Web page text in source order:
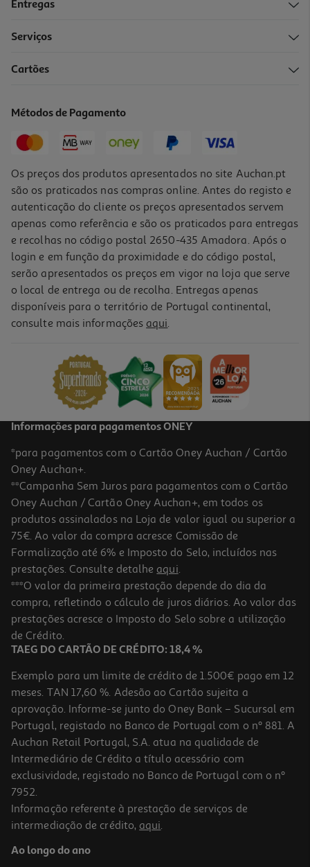
Entregas
Serviços
Cartões
Métodos de Pagamento
Os preços dos produtos apresentados no site Auchan.pt
são os praticados nas compras online. Antes do registo e
autenticação do cliente os preços apresentados servem
apenas como referência e são os praticados para entregas
e recolhas no código postal 2650-435 Amadora. Após o
login e em função da proximidade e do código postal,
serão apresentados os preços em vigor na loja que serve
o local de entrega ou de recolha. Entregas apenas
disponíveis para o território de Portugal continental,
consulte mais informações aqui.
Informações para pagamentos ONEY
*para pagamentos com o Cartão Oney Auchan / Cartão
Oney Auchan+.
**Campanha Sem Juros para pagamentos com o Cartão
Oney Auchan / Cartão Oney Auchan+, em todos os
produtos assinalados na Loja de valor igual ou superior a
75€. Ao valor da compra acresce Comissão de
Formalização até 6% e Imposto do Selo, incluídos nas
prestações. Consulte detalhe aqui.
***O valor da primeira prestação depende do dia da
compra, refletindo o cálculo de juros diários. Ao valor das
prestações acresce o Imposto do Selo sobre a utilização
de Crédito.
TAEG DO CARTÃO DE CRÉDITO: 18,4 %
Exemplo para um limite de crédito de 1.500€ pago em 12
meses. TAN 17,60 %. Adesão ao Cartão sujeita a
aprovação. Informe-se junto do Oney Bank – Sucursal em
Portugal, registado no Banco de Portugal com o nº 881. A
Auchan Retail Portugal, S.A. atua na qualidade de
Intermediário de Crédito a título acessório com
exclusividade, registado no Banco de Portugal com o nº
7952.
Informação referente à prestação de serviços de
intermediação de crédito, aqui.
Ao longo do ano